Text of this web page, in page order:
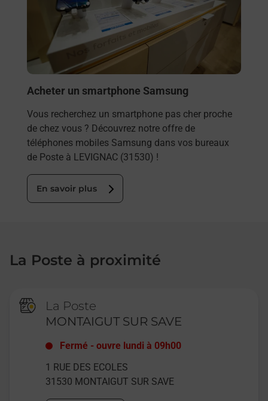
Acheter un smartphone Samsung
Vous recherchez un smartphone pas cher proche
de chez vous ? Découvrez notre offre de
téléphones mobiles Samsung dans vos bureaux
de Poste à LEVIGNAC (31530) !
En savoir plus
La Poste à proximité
La Poste
MONTAIGUT SUR SAVE
Fermé -ouvre lundi à 09h00
1 RUE DES ECOLES
31530 MONTAIGUT SUR SAVE